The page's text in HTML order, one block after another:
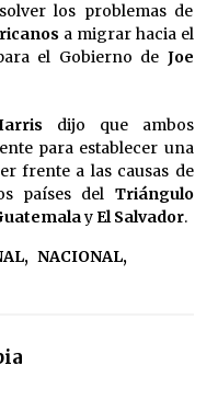
los problemas de
a migrar hacia el
el Gobierno de Joe
dijo que ambos
para establecer una
frente a las causas de
países del Triángulo
yEl Salvador.
, NACIONAL,